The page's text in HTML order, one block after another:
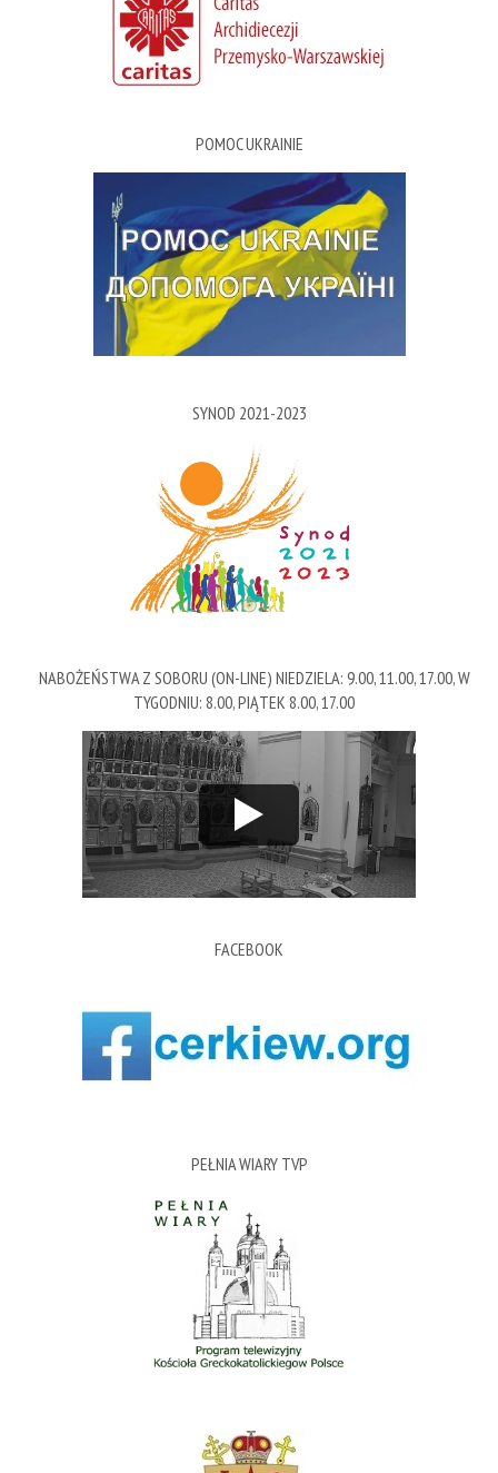
POMOC UKRAINIE
SYNOD 2021-2023
NABOŻEŃSTWA Z SOBORU (ON-LINE) NIEDZIELA: 9.00, 11.00, 17.00, W
TYGODNIU: 8.00, PIĄTEK 8.00, 17.00
FACEBOOK
PEŁNIA WIARY TVP